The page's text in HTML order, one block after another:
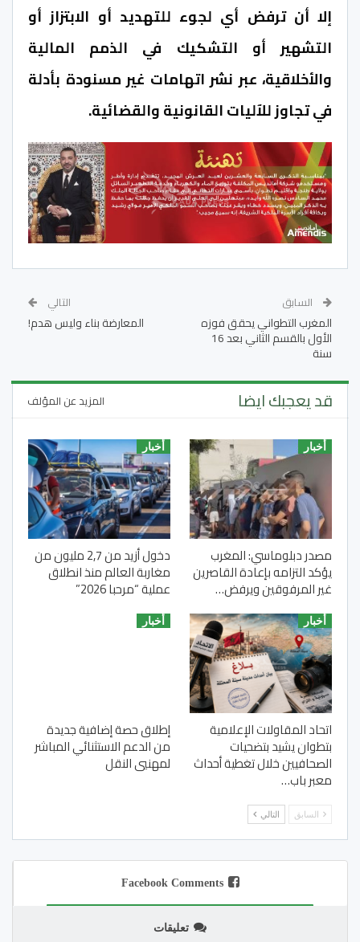
إلا أن ترفض أي لجوء للتهديد أو الابتزاز أو
التشهير أو التشكيك في الذمم المالية
والأخلاقية، عبر نشر اتهامات غير مسنودة بأدلة
في تجاوز للآليات القانونية والقضائية.
السابق
المغرب التطواني يحقق فوزه
الأول بالقسم الثاني بعد 16
سنة
التالي
المعارضة بناء وليس هدم!
قد يعجبك ايضا المزيد عن المؤلف
أخبار
مصدر دبلوماسي: المغرب
يؤكد التزامه بإعادة القاصرين
غير المرفوقين ويرفض…
أخبار
دخول أزيد من 2,7 مليون من
مغاربة العالم منذ انطلاق
عملية “مرحبا 2026”
أخبار
اتحاد المقاولات الإعلامية
بتطوان يشيد بتضحيات
الصحافيين خلال تغطية أحداث
معبر باب…
أخبار
إطلاق حصة إضافية جديدة
من الدعم الاستثنائي المباشر
لمهنيي النقل
السابق التالي
Facebook Comments
تعليقات